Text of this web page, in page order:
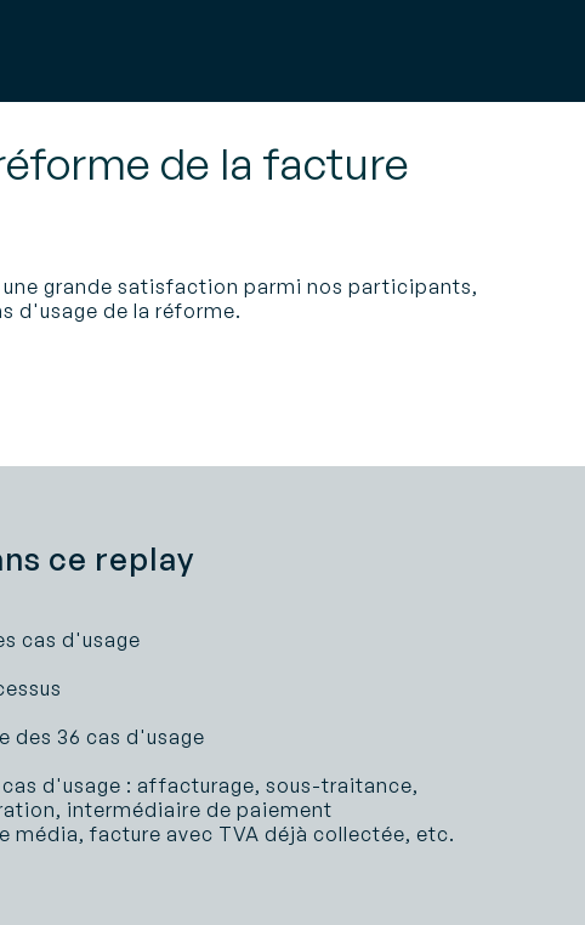
de la facture
grande satisfaction parmi nos participants,
d'usage de la réforme.
ce replay
cas d'usage
des 36 cas d'usage
cas d'usage : affacturage, sous-traitance,
intermédiaire de paiement
média, facture avec TVA déjà collectée, etc.